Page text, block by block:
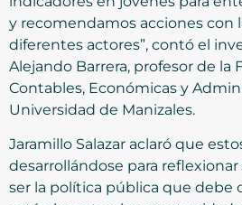
y recomendamos acciones con
diferentes actores”, contó el
Alejando Barrera, profesor de la
Contables, Económicas y
Universidad de Manizales.
Jaramillo Salazar aclaró que
desarrollándose para
ser la política pública que debe